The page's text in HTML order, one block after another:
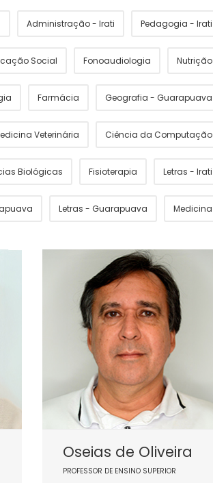
Administração - Irati Pedagogia - Irati
Social Fonoaudiologia Nutrição
Farmácia Geografia - Guarapuava
Veterinária Ciência da Computação
Biológicas Fisioterapia Letras - Irati
Letras - Guarapuava Medicina
Oseias de Oliveira
PROFESSOR DE ENSINO SUPERIOR